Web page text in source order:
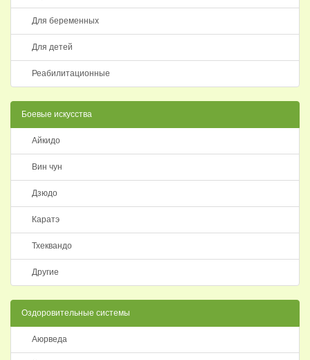
Для беременных
Для детей
Реабилитационные
Боевые искусства
Айкидо
Вин чун
Дзюдо
Каратэ
Тхеквандо
Другие
Оздоровительные системы
Аюрведа